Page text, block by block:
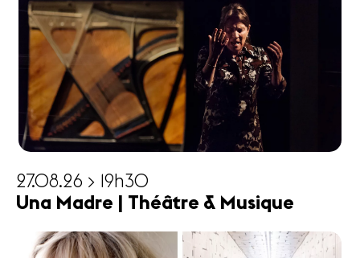
27.08.26 > 19h30
Una Madre | Théâtre & Musique